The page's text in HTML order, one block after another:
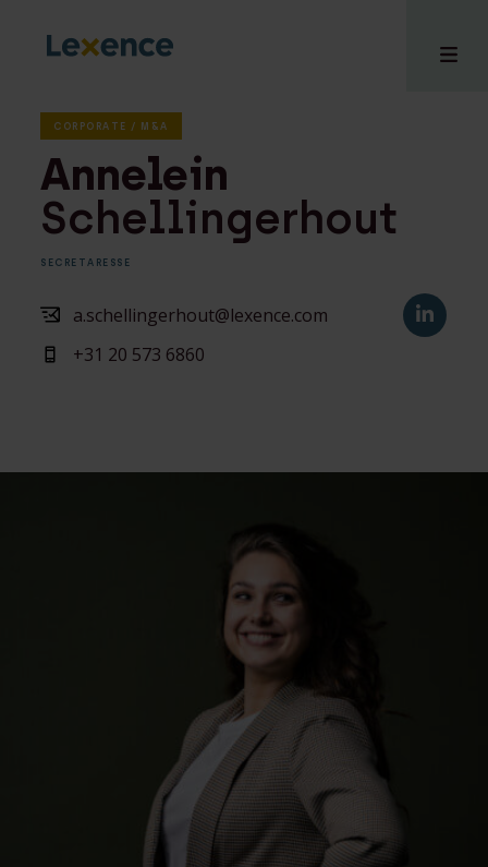
bij
CORPORATE / M&A
Annelein
Schellingerhout
SECRETARESSE
a.schellingerhout@lexence.com
+31 20 573 6860